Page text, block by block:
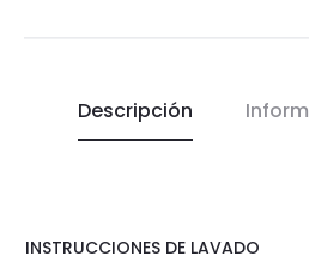
Descripción
INSTRUCCIONES DE LAVADO